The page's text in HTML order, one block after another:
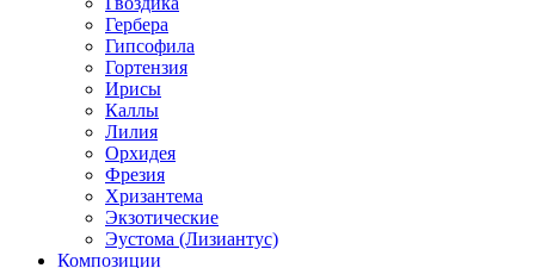
Гербера
Гипсофила
Гортензия
Ирисы
Каллы
Лилия
Орхидея
Фрезия
Хризантема
Экзотические
Эустома (Лизиантус)
Композиции